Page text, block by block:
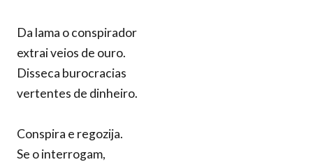
Da lama o conspirador
extrai veios de ouro.
Disseca burocracias
vertentes de dinheiro.
Conspira e regozija.
Se o interrogam,